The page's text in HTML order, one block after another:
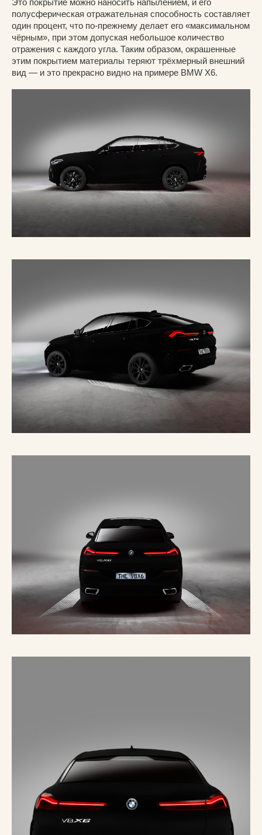
полусферическая отражательная способность составляет
один процент, что по-прежнему делает его «максимальном
чёрным», при этом допуская небольшое количество
отражения с каждого угла. Таким образом, окрашенные
этим покрытием материалы теряют трёхмерный внешний
вид — и это прекрасно видно на примере BMW X6.